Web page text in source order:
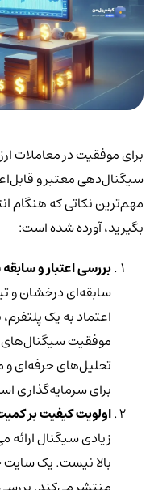
برای موفقیت در معاملات
سیگنال‌دهی معتبر و
مهم‌ترین نکاتی که هنگام
بگیرید، آورده شده است:
بررسی اعتبار و
سابقه‌ای درخشان و
اعتماد به یک پلتفرم،
موفقیت سیگنال‌های
تحلیل‌های حرفه‌ای و
برای سرمایه‌گذاری
اولویت کیفیت بر
زیادی سیگنال ارائه
بالا نیست.یک سایت